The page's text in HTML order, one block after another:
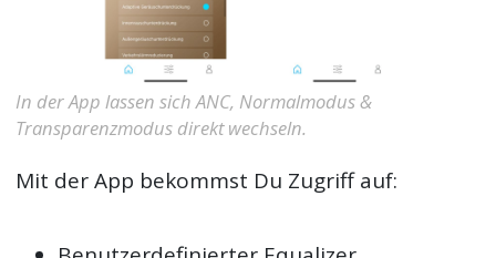
In der App lassen sich ANC, Normalmodus &
Transparenzmodus direkt wechseln.
Mit der App bekommst Du Zugriff auf: